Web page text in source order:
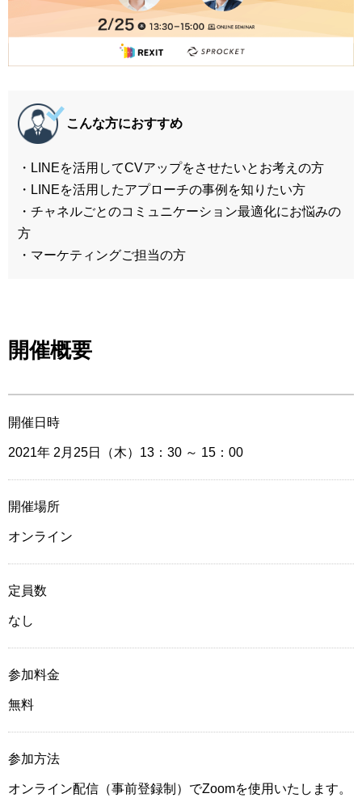
こんな方におすすめ
・LINEを活用してCVアップをさせたいとお考えの方
・LINEを活用したアプローチの事例を知りたい方
・チャネルごとのコミュニケーション最適化にお悩みの
方
・マーケティングご担当の方
開催概要
開催日時
2021年 2月25日（木）13：30 ～ 15：00
開催場所
オンライン
定員数
なし
参加料金
無料
参加方法
オンライン配信（事前登録制）でZoomを使用いたします。